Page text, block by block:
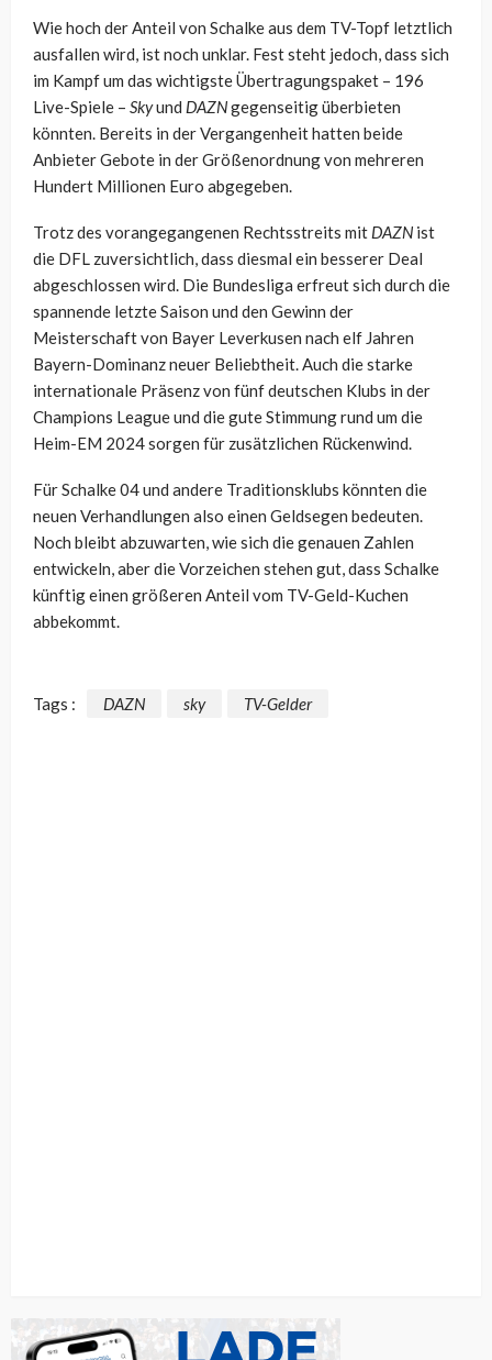
Wie hoch der Anteil von Schalke aus dem TV-Topf letztlich
ausfallen wird, ist noch unklar. Fest steht jedoch, dass sich
im Kampf um das wichtigste Übertragungspaket – 196
Live-Spiele – Skyund DAZNgegenseitig überbieten
könnten. Bereits in der Vergangenheit hatten beide
Anbieter Gebote in der Größenordnung von mehreren
Hundert Millionen Euro abgegeben.
Trotz des vorangegangenen Rechtsstreits mit DAZN ist
die DFL zuversichtlich, dass diesmal ein besserer Deal
abgeschlossen wird. Die Bundesliga erfreut sich durch die
spannende letzte Saison und den Gewinn der
Meisterschaft von Bayer Leverkusen nach elf Jahren
Bayern-Dominanz neuer Beliebtheit. Auch die starke
internationale Präsenz von fünf deutschen Klubs in der
Champions League und die gute Stimmung rund um die
Heim-EM 2024 sorgen für zusätzlichen Rückenwind.
Für Schalke 04 und andere Traditionsklubs könnten die
neuen Verhandlungen also einen Geldsegen bedeuten.
Noch bleibt abzuwarten, wie sich die genauen Zahlen
entwickeln, aber die Vorzeichen stehen gut, dass Schalke
künftig einen größeren Anteil vom TV-Geld-Kuchen
abbekommt.
Tags : DAZN sky TV-Gelder